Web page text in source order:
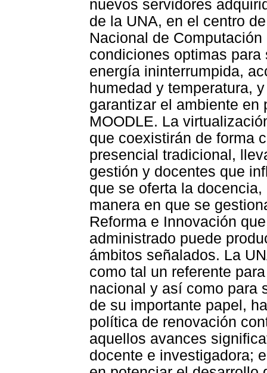
nuevos servidores
de la UNA, en el centro
Nacional de
condiciones optimas
energía ininterrumpida,
humedad y temperatura,
garantizar el ambiente en
MOODLE. La
que coexistirán de forma
presencial tradicional,
gestión y docentes que
que se oferta la
manera en que se
Reforma e Innovación
administrado puede
ámbitos señalados. La
como tal un referente
nacional y así como para
de su importante papel,
política de renovación
aquellos avances
docente e investigadora;